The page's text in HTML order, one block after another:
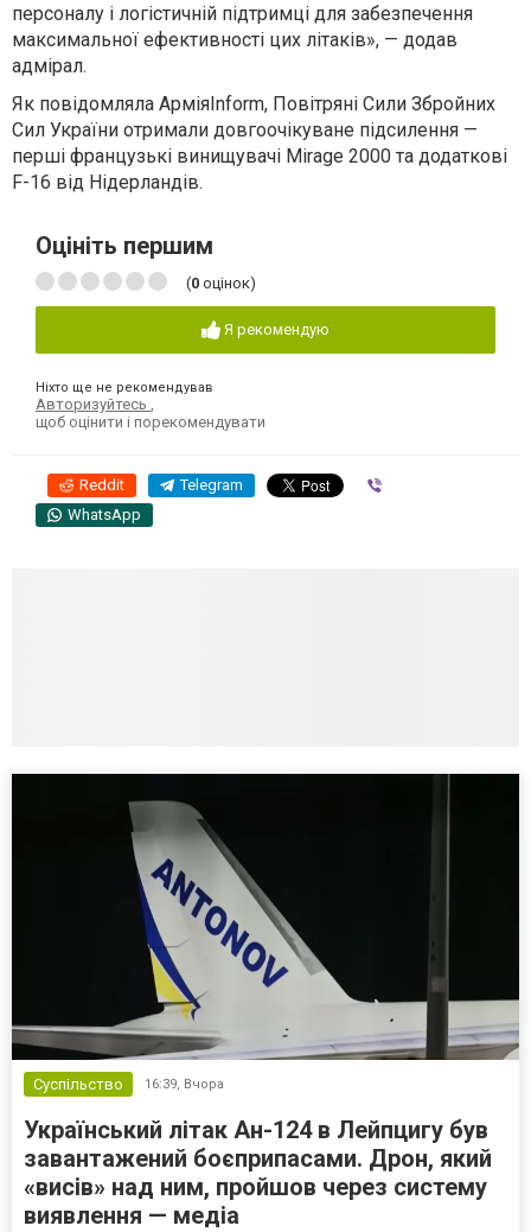
персоналу і логістичній підтримці для забезпечення
максимальної ефективності цих літаків», — додав
адмірал.
Як повідомляла АрміяInform, Повітряні Сили Збройних
Сил України отримали довгоочікуване підсилення —
перші французькі винищувачі Mirage 2000 та додаткові
F-16 від Нідерландів.
Оцініть першим
(0 оцінок)
Я рекомендую
Ніхто ще не рекомендував
Авторизуйтесь ,
щоб оцінити і порекомендувати
Reddit Telegram
WhatsApp
Суспільство 16:39, Вчора
Український літак Ан-124 в Лейпцигу був
завантажений боєприпасами. Дрон, який
«висів» над ним, пройшов через систему
виявлення — медіа